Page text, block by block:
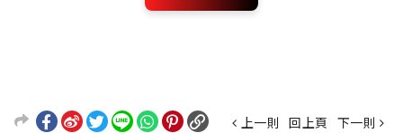
上一則 回上頁 下一則